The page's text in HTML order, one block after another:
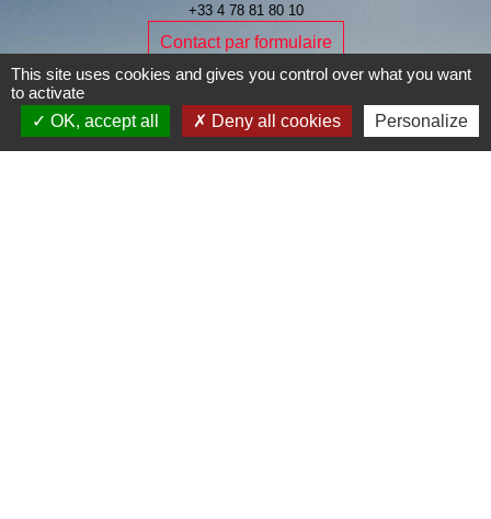
+33 4 78 81 80 10
Contact par formulaire
This site uses cookies and gives you control over what you want
to activate
OK, accept all
Deny all cookies Personalize